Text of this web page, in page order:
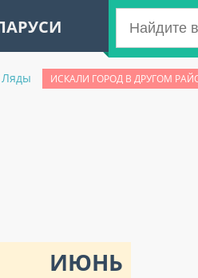
Ляды ИСКАЛИ ГОРОД В ДРУГОМ
ИЮНЬ